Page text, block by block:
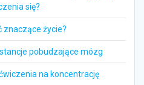
się?
znaczące życie?
pobudzające mózg
na koncentrację